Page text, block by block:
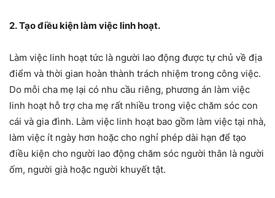
2. Tạo điều kiện làm việc linh hoạt.
Làm việc linh hoạt tức là người lao động được tự chủ về địa
điểm và thời gian hoàn thành trách nhiệm trong công việc.
Do mỗi cha mẹ lại có nhu cầu riêng, phương án làm việc
linh hoạt hỗ trợ cha mẹ rất nhiều trong việc chăm sóc con
cái và gia đình. Làm việc linh hoạt bao gồm làm việc tại nhà,
làm việc ít ngày hơn hoặc cho nghỉ phép dài hạn để tạo
điều kiện cho người lao động chăm sóc người thân là người
ốm, người già hoặc người khuyết tật.